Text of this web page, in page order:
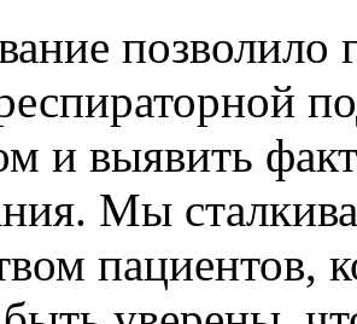
позволило
и выявить
Мы
пациентов,